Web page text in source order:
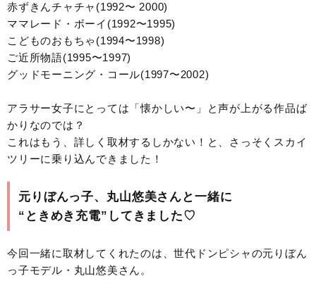
赤ずきんチャチャ(1992〜 2000)
ママレード・ボーイ(1992〜1995)
こどものおもちゃ(1994〜1998)
ご近所物語(1995〜1997)
グッドモーニング・コール(1997〜2002)
アラサー女子にとっては「懐かしい〜」と声が上がる作品ば
かりなのでは？
これはもう、詳しく取材するしかない！と、さっそくスカイ
ツリーに乗り込んできました！
元りぼんっ子、丸山悠美さんと一緒に
“ときめき充電”してきました♡
今回一緒に取材してくれたのは、世代ドンピシャの元りぼん
っ子モデル・丸山悠美さん。